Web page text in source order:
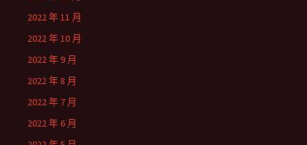
2022 年 11 月
2022 年 10 月
2022 年 9 月
2022 年 8 月
2022 年 7 月
2022 年 6 月